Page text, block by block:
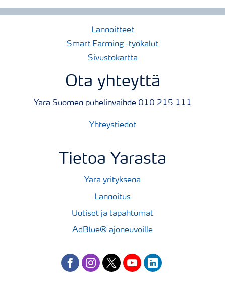
Lannoitteet
Smart Farming -työkalut
Sivustokartta
Ota yhteyttä
Yara Suomen puhelinvaihde 010 215 111
Yhteystiedot
Tietoa Yarasta
Yara yrityksenä
Lannoitus
Uutiset ja tapahtumat
AdBlue® ajoneuvoille
facebookinstagram
twitteryoutubelinkedin